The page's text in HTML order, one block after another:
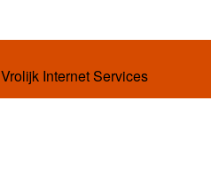
Vrolijk Internet Services